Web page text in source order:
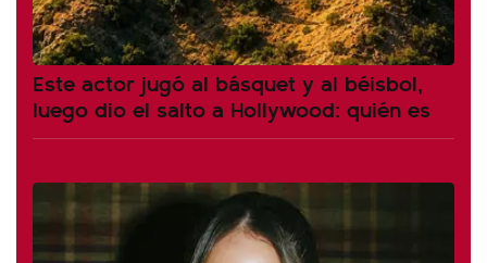
Este actor jugó al básquet y al béisbol,
luego dio el salto a Hollywood: quién es